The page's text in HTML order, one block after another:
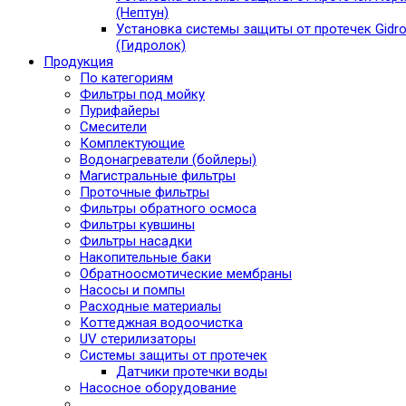
(Нептун)
Установка системы защиты от протечек
(Гидролок)
Продукция
По категориям
Фильтры под мойку
Пурифайеры
Смесители
Комплектующие
Водонагреватели (бойлеры)
Магистральные фильтры
Проточные фильтры
Фильтры обратного осмоса
Фильтры кувшины
Фильтры насадки
Накопительные баки
Обратноосмотические мембраны
Насосы и помпы
Расходные материалы
Коттеджная водоочистка
UV стерилизаторы
Системы защиты от протечек
Датчики протечки воды
Насосное оборудование